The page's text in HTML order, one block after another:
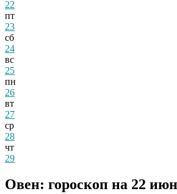
22
пт
23
сб
24
вс
25
пн
26
вт
27
ср
28
чт
29
Овен: гороскоп на 22